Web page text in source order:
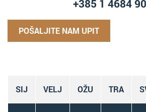
+385 1 4684
POŠALJITE NAM UPIT
SIJ VELJ OŽU TRA